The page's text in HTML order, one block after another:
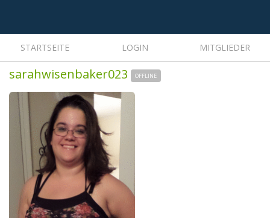
STARTSEITE LOGIN MITGLIEDER
sarahwisenbaker023 OFFLINE